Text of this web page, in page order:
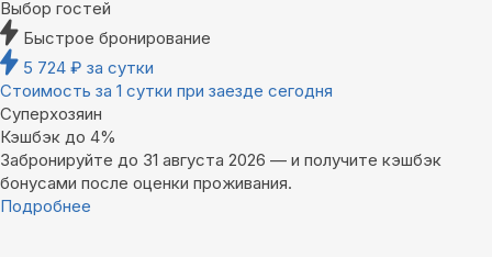
Выбор гостей
Быстрое бронирование
5 724 ₽ за сутки
Стоимость за 1 сутки при заезде сегодня
Суперхозяин
Кэшбэк до 4%
Забронируйте до 31 августа 2026 — и получите кэшбэк
бонусами после оценки проживания.
Подробнее